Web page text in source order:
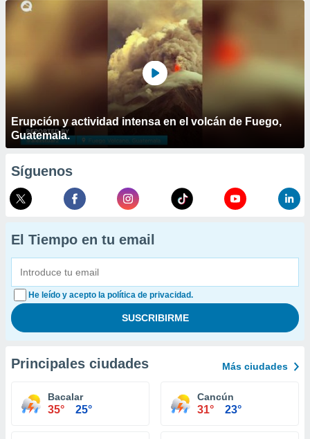
Erupción y actividad intensa en el volcán de Fuego,
Guatemala.
Síguenos
El Tiempo en tu email
He leído y acepto la política de privacidad.
Principales ciudades Más ciudades
Bacalar
35° 25°
Cancún
31° 23°